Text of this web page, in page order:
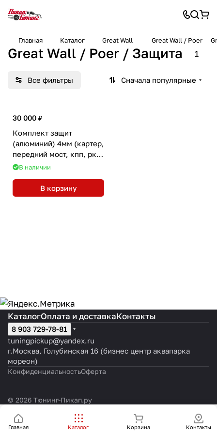
Главная Каталог Great Wall Great Wall / Poer
Great Wall / Poer / Защита 1
Все фильтры Сначала популярные
30 000 ₽
Комплект защит
(алюминий) 4мм (картер,
передний мост, кпп, рк)
для Poer 2.0 TD АКПП
В наличии
В корзину
Главная Каталог Корзина Контакты
КаталогОплата и доставкаКонтакты
8 903 729-78-81
tuningpickup@yandex.ru
г.Москва, Голубинская 16 (бизнес центр аквапарка
мореон)
КонфиденциальностьОферта
© 2026 Тюнинг-Пикап.ру